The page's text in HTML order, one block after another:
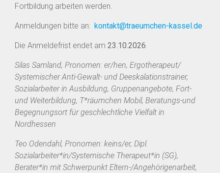
Fortbildung arbeiten werden.
Anmeldungen bitte an: kontakt@traeumchen-kassel.de
Die Anmeldefrist endet am 23.10.2026
Silas Samland, Pronomen: er/hen, Ergotherapeut/
Systemischer Anti-Gewalt- und Deeskalationstrainer,
Sozialarbeiter in Ausbildung, Gruppenangebote, Fort-
und Weiterbildung, T*räumchen Mobil, Beratungs-und
Begegnungsort für geschlechtliche Vielfalt in
Nordhessen
Teo Odendahl, Pronomen: keins/er, Dipl.
Sozialarbeiter*in/Systemische Therapeut*in (SG),
Berater*in mit Schwerpunkt Eltern-/Angehörigenarbeit,